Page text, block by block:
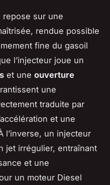
sur une
rendue possible
fine du gasoil
l’injecteur joue un
et une ouverture
une
traduite par
et une
l’inverse, un injecteur
jet irrégulier, entraînant
et une
un moteur Diesel